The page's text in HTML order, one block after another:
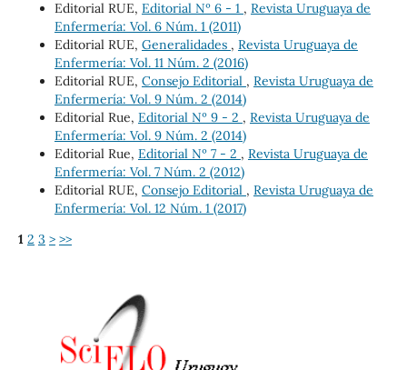
Editorial RUE, Editorial Nº 6 - 1 , Revista Uruguaya de
Enfermería: Vol. 6 Núm. 1 (2011)
Editorial RUE, Generalidades , Revista Uruguaya de
Enfermería: Vol. 11 Núm. 2 (2016)
Editorial RUE, Consejo Editorial , Revista Uruguaya de
Enfermería: Vol. 9 Núm. 2 (2014)
Editorial Rue, Editorial Nº 9 - 2 , Revista Uruguaya de
Enfermería: Vol. 9 Núm. 2 (2014)
Editorial Rue, Editorial Nº 7 - 2 , Revista Uruguaya de
Enfermería: Vol. 7 Núm. 2 (2012)
Editorial RUE, Consejo Editorial , Revista Uruguaya de
Enfermería: Vol. 12 Núm. 1 (2017)
1 2 3 > >>